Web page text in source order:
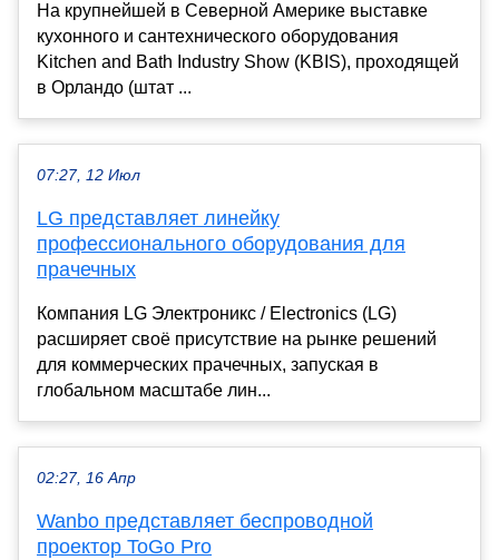
На крупнейшей в Северной Америке выставке
кухонного и сантехнического оборудования
Kitchen and Bath Industry Show (KBIS), проходящей
в Орландо (штат ...
07:27, 12 Июл
LG представляет линейку
профессионального оборудования для
прачечных
Компания LG Электроникс / Electronics (LG)
расширяет своё присутствие на рынке решений
для коммерческих прачечных, запуская в
глобальном масштабе лин...
02:27, 16 Апр
Wanbo представляет беспроводной
проектор ToGo Pro